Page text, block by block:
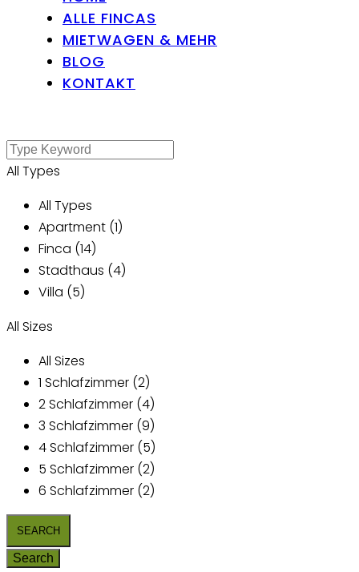
ALLE FINCAS
MIETWAGEN & MEHR
BLOG
KONTAKT
All Types
All Types
Apartment (1)
Finca (14)
Stadthaus (4)
Villa (5)
All Sizes
All Sizes
1 Schlafzimmer (2)
2 Schlafzimmer (4)
3 Schlafzimmer (9)
4 Schlafzimmer (5)
5 Schlafzimmer (2)
6 Schlafzimmer (2)